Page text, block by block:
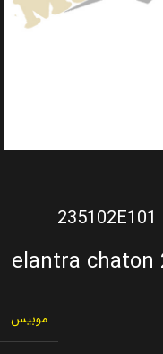
elantra chaton
موبیس